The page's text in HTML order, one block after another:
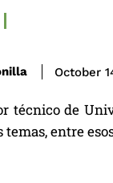
October
técnico de
entre